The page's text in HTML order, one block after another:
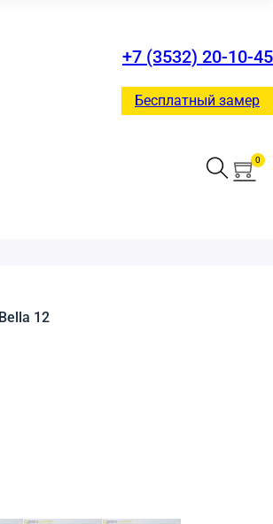
+7 (3532) 20-10-45
Бесплатный замер
0
Bella 12